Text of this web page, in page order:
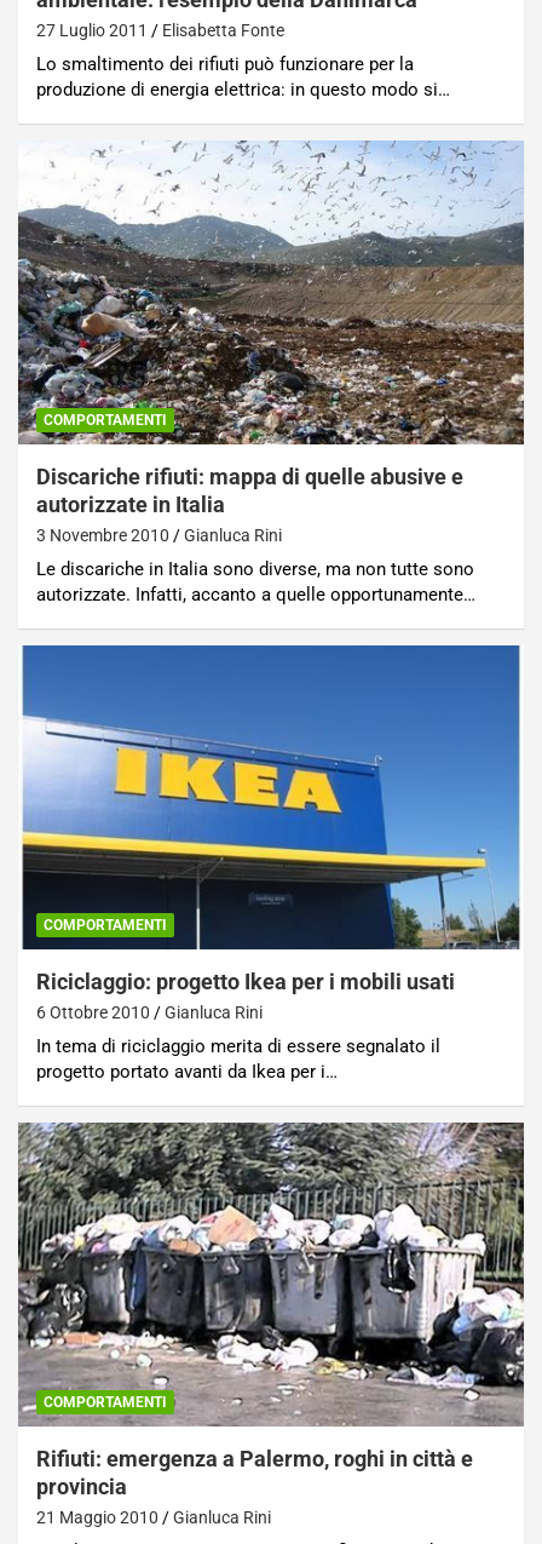
27 Luglio 2011 Elisabetta Fonte
Lo smaltimento dei rifiuti può funzionare per la
produzione di energia elettrica: in questo modo si…
COMPORTAMENTI
Discariche rifiuti: mappa di quelle abusive e
autorizzate in Italia
3 Novembre 2010 Gianluca Rini
Le discariche in Italia sono diverse, ma non tutte sono
autorizzate. Infatti, accanto a quelle opportunamente…
COMPORTAMENTI
Riciclaggio: progetto Ikea per i mobili usati
6 Ottobre 2010 Gianluca Rini
In tema di riciclaggio merita di essere segnalato il
progetto portato avanti da Ikea per i…
COMPORTAMENTI
Rifiuti: emergenza a Palermo, roghi in città e
provincia
21 Maggio 2010 Gianluca Rini